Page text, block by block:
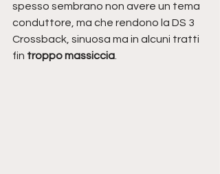
spesso sembrano non avere un tema
conduttore, ma che rendono la DS 3
Crossback, sinuosa ma in alcuni tratti
fin troppo massiccia